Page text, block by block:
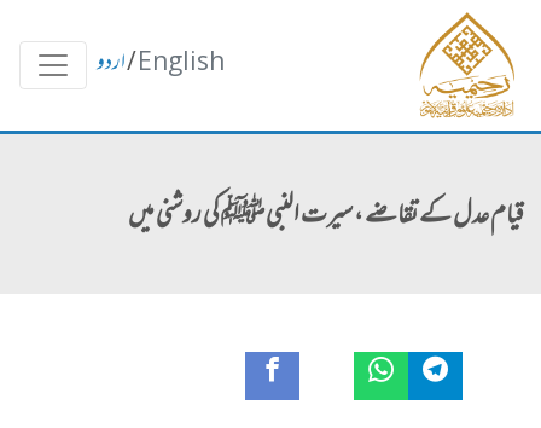
English
/اردو
قیام عدل کے تقاضے ، سیرت النبی ﷺ کی روشنی میں